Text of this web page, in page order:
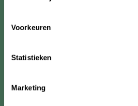
Voorkeuren
Statistieken
Marketing